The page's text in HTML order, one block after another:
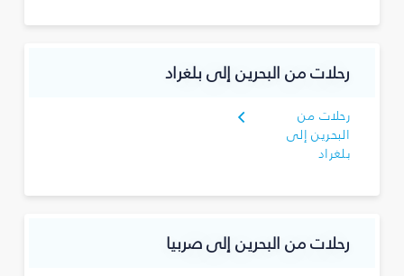
رحلات من البحرين إلى بلغراد
رحلات من
البحرين إلى
بلغراد
رحلات من البحرين إلى صربيا